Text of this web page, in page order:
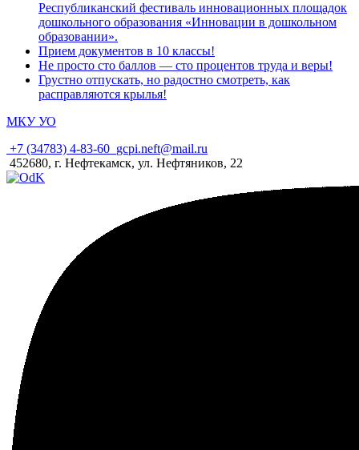
Республиканский фестиваль инновационных площадок
дошкольного образования «Инновации в дошкольном
образовании».
Прием документов в 10 классы!
Не просто сто баллов — сто процентов труда и веры!
Грустно отпускать, но радостно смотреть, как
расправляются крылья!
МКУ УО
+7 (34783) 4-83-60 gcpi.neft@mail.ru
452680, г. Нефтекамск, ул. Нефтяников, 22